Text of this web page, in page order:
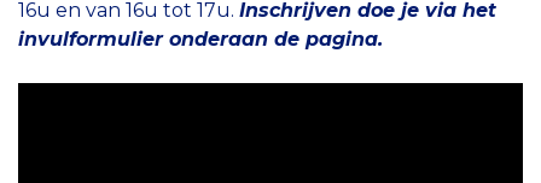
16u en van 16u tot 17u. Inschrijven doe je via het
invulformulier onderaan de pagina.